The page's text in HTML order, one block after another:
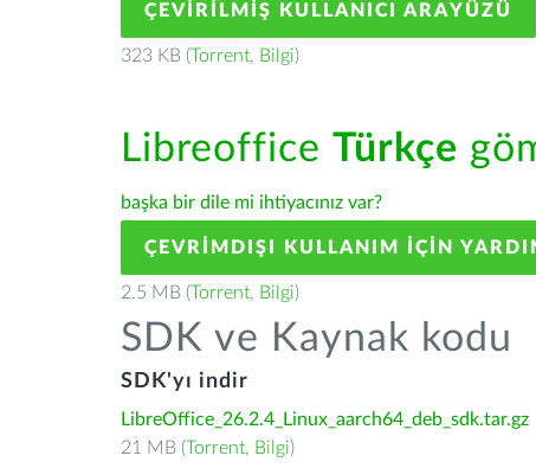
ÇEVIRILMIŞ KULLANICI ARAYÜZÜ
323 KB (Torrent, Bilgi)
Libreoffice Türkçe
başka bir dile mi ihtiyacınız var?
ÇEVRIMDIŞI KULLANIM IÇIN
2.5 MB (Torrent, Bilgi)
SDK ve Kaynak kodu
SDK'yı indir
LibreOffice_26.2.4_Linux_aarch64_deb_sdk.tar.gz
21 MB (Torrent, Bilgi)